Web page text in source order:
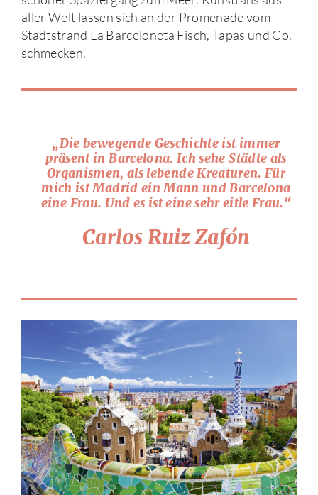
aller Welt lassen sich an der Promenade vom
Stadtstrand La Barceloneta Fisch, Tapas und Co.
schmecken.
„Die bewegende Geschichte ist immer
präsent in Barcelona. Ich sehe Städte als
Organismen, als lebende Kreaturen. Für
mich ist Madrid ein Mann und Barcelona
eine Frau. Und es ist eine sehr eitle Frau.“
Carlos Ruiz Zafón